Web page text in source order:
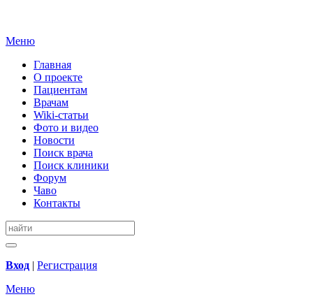
Меню
Главная
О проекте
Пациентам
Врачам
Wiki-статьи
Фото и видео
Новости
Поиск врача
Поиск клиники
Форум
Чаво
Контакты
Вход | Регистрация
Меню